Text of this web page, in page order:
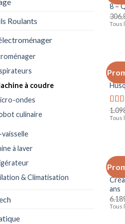
Roulants
à coudre
ondes
culinaire
vaisselle
à laver
& Climatisation
8 –
Tous
sur 5
Tous
ans
Tous